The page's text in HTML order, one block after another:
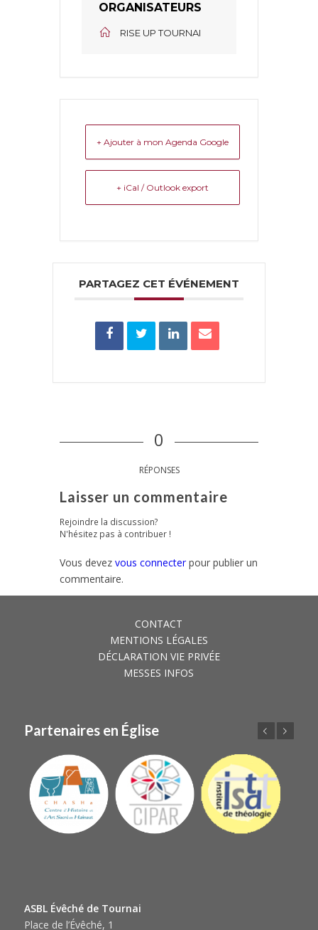
ORGANISATEURS
RISE UP TOURNAI
+ Ajouter à mon Agenda Google
+ iCal / Outlook export
PARTAGEZ CET ÉVÉNEMENT
0
RÉPONSES
Laisser un commentaire
Rejoindre la discussion?
N'hésitez pas à contribuer !
Vous devez vous connecterpour publier un
commentaire.
CONTACT
MENTIONS LÉGALES
DÉCLARATION VIE PRIVÉE
MESSES INFOS
Partenaires en Église
ASBL Évêché de Tournai
Place de l’Évêché, 1